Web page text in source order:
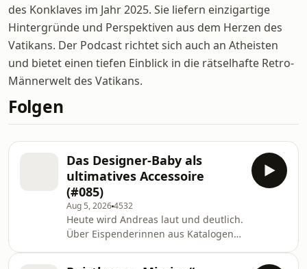
des Konklaves im Jahr 2025. Sie liefern einzigartige
Hintergründe und Perspektiven aus dem Herzen des
Vatikans. Der Podcast richtet sich auch an Atheisten
und bietet einen tiefen Einblick in die rätselhafte Retro-
Männerwelt des Vatikans.
Folgen
Das Designer-Baby als
ultimatives Accessoire
(#085)
Aug 5, 20264532
Heute wird Andreas laut und deutlich.
Über Eispenderinnen aus Katalogen,